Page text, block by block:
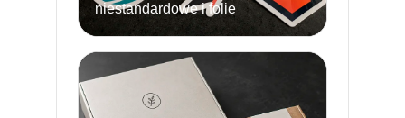
niestandardowe i folie